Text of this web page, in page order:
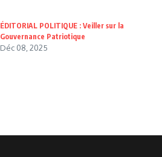
ÉDITORIAL POLITIQUE : Veiller sur la
Gouvernance Patriotique
Déc 08, 2025